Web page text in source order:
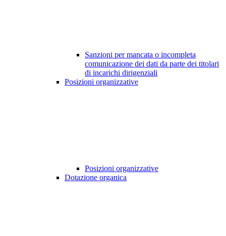
Sanzioni per mancata o incompleta
comunicazione dei dati da parte dei titolari
di incarichi dirigenziali
Posizioni organizzative
Posizioni organizzative
Dotazione organica